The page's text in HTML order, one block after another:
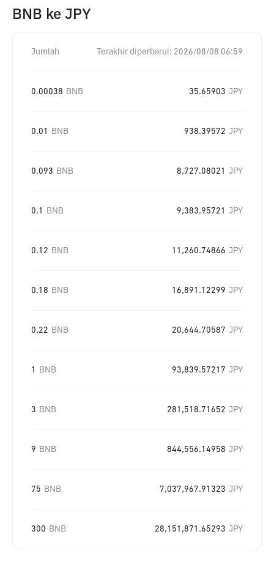
BNB ke JPY
Jumlah Terakhir diperbarui: 2026/08/08 06:59
0.00038 BNB 35.65903 JPY
0.01 BNB 938.39572 JPY
0.093 BNB 8,727.08021 JPY
0.1 BNB 9,383.95721 JPY
0.12 BNB 11,260.74866 JPY
0.18 BNB 16,891.12299 JPY
0.22 BNB 20,644.70587 JPY
1 BNB 93,839.57217 JPY
3 BNB 281,518.71652 JPY
9 BNB 844,556.14958 JPY
75 BNB 7,037,967.91323 JPY
300 BNB 28,151,871.65293 JPY